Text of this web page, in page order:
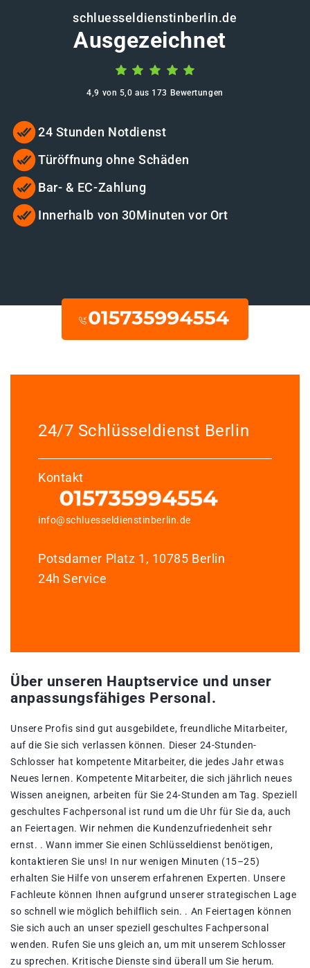
schluesseldienstinberlin.de
Ausgezeichnet
4,9 von 5,0 aus 173 Bewertungen
24 Stunden Notdienst
Türöffnung ohne Schäden
Bar- & EC-Zahlung
Innerhalb von 30Minuten vor Ort
24/7 Schlüsseldienst Berlin
Kontakt
info@schluesseldienstinberlin.de
Potsdamer Platz 1, 10785 Berlin
24h Service
Über unseren Hauptservice und unser
anpassungsfähiges Personal.
Unsere Profis sind gut ausgebildete, freundliche Mitarbeiter,
auf die Sie sich verlassen können. Dieser 24-Stunden-
Schlosser hat kompetente Mitarbeiter, die jedes Jahr etwas
Neues lernen. Kompetente Mitarbeiter, die sich jährlich neues
Wissen aneignen, arbeiten für Sie 24-Stunden am Tag. Speziell
geschultes Fachpersonal ist rund um die Uhr für Sie da, auch
an Feiertagen. Wir nehmen die Kundenzufriedenheit sehr
ernst. . Wann immer Sie einen Schlüsseldienst benötigen,
kontaktieren Sie uns! In nur wenigen Minuten (15–25)
erhalten Sie Hilfe von unserem erfahrenen Experten. Unsere
Fachleute können Ihnen aufgrund unserer strategischen Lage
so schnell wie möglich behilflich sein. . An Feiertagen können
Sie sich auch an unser speziell geschultes Fachpersonal
wenden. Rufen Sie uns gleich an, um mit unserem Schlosser
zu sprechen. Kritische Dienste sind überall um Sie herum.